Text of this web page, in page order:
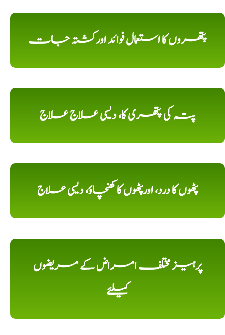
پتھروں کا استعمال فوائد اورکشتہ جات
پتہ کی پتھری کا، دیسی علاج علاج
پٹھوں کا درد، اورپٹھوں کا کھنچاؤ، دیسی علاج
پرہیز مختلف امراض کے مریضوں
کیلئے